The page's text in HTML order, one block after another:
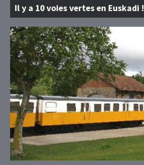
Il y a 10 voies vertes en Euskadi !